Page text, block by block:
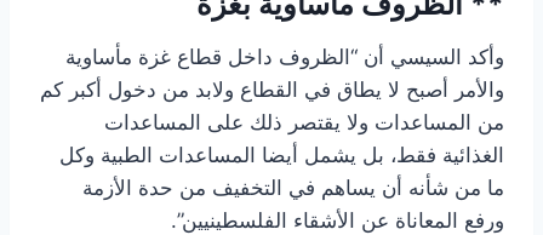
وأكد السيسي أن “الظروف داخل قطاع غزة مأساوية
والأمر أصبح لا يطاق في القطاع ولابد من دخول أكبر كم
من المساعدات ولا يقتصر ذلك على المساعدات
الغذائية فقط، بل يشمل أيضا المساعدات الطبية وكل
ما من شأنه أن يساهم في التخفيف من حدة الأزمة
ورفع المعاناة عن الأشقاء الفلسطينيين”.